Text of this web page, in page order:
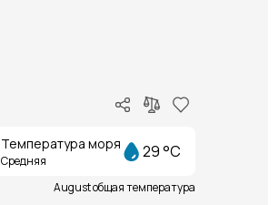
Температура моря
Средняя 29 °C
August общая температура